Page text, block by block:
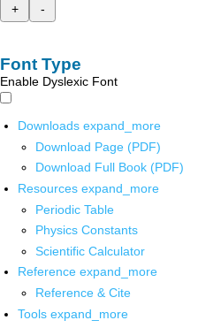
+
-
Font Type
Enable Dyslexic Font
Downloads expand_more
Download Page (PDF)
Download Full Book (PDF)
Resources expand_more
Periodic Table
Physics Constants
Scientific Calculator
Reference expand_more
Reference & Cite
Tools expand_more